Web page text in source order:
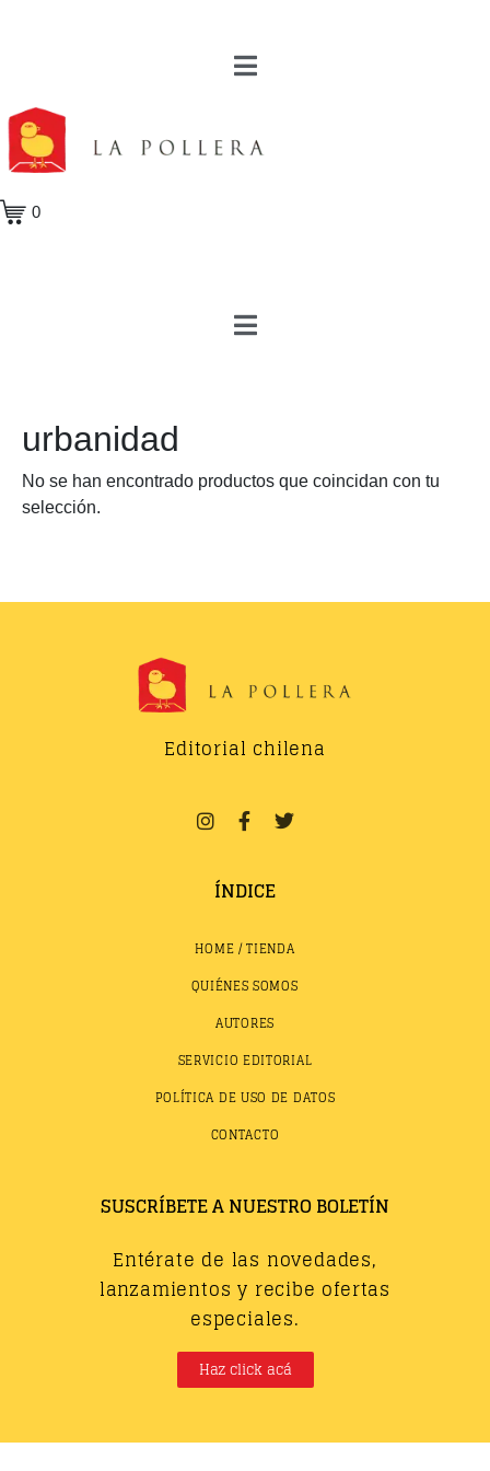
0
urbanidad
No se han encontrado productos que coincidan con tu
selección.
Editorial chilena
ÍNDICE
HOME / TIENDA
QUIÉNES SOMOS
AUTORES
SERVICIO EDITORIAL
POLÍTICA DE USO DE DATOS
CONTACTO
SUSCRÍBETE A NUESTRO BOLETÍN
Entérate de las novedades,
lanzamientos y recibe ofertas
especiales.
Haz click acá